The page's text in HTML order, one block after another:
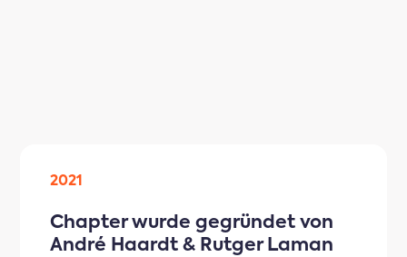
2021
Chapter wurde gegründet von
André Haardt & Rutger Laman